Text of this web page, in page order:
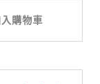
購物車